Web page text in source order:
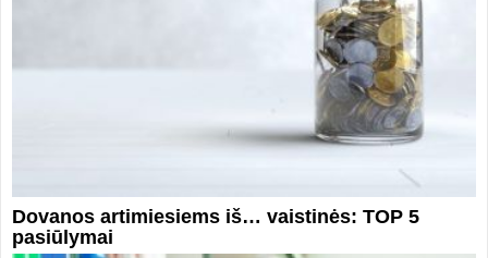
Dovanos artimiesiems iš… vaistinės: TOP 5
pasiūlymai